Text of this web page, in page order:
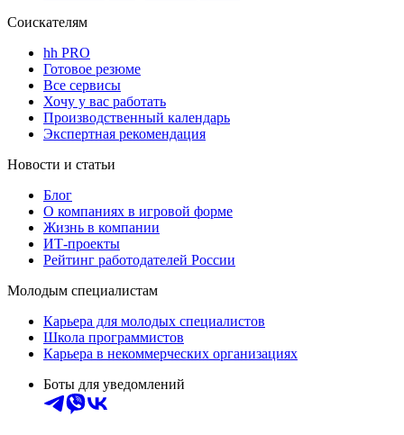
Соискателям
hh PRO
Готовое резюме
Все сервисы
Хочу у вас работать
Производственный календарь
Экспертная рекомендация
Новости и статьи
Блог
О компаниях в игровой форме
Жизнь в компании
ИТ-проекты
Рейтинг работодателей России
Молодым специалистам
Карьера для молодых специалистов
Школа программистов
Карьера в некоммерческих организациях
Боты для уведомлений